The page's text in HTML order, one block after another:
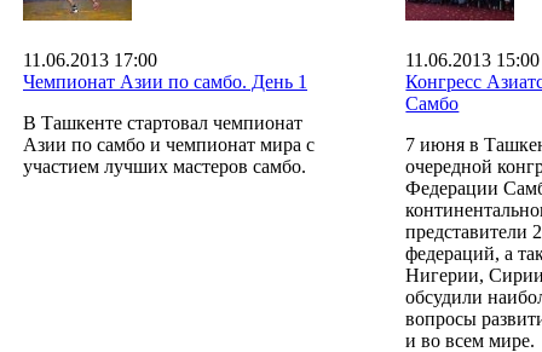
11.06.2013 17:00
Чемпионат Азии по самбо. День 1
В Ташкенте стартовал чемпионат
Азии по самбо и чемпионат мира с
участием лучших мастеров самбо.
11.06.2013 15:00
Конгресс
Самбо
7 июня в
очередной
Федерации
представители
федераций, а
Нигерии,
обсудили
вопросы
и во всем мире.